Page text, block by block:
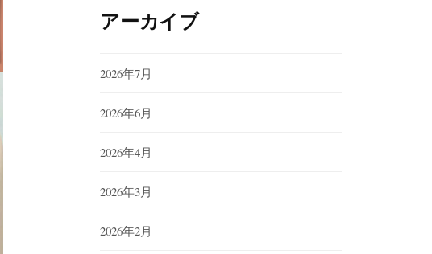
アーカイブ
2026年7月
2026年6月
2026年4月
2026年3月
2026年2月